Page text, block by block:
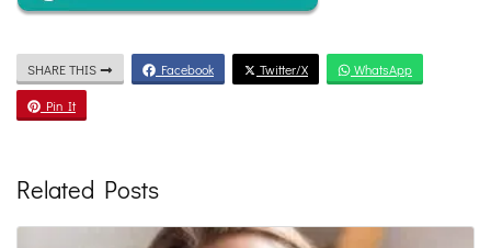
SHARE THIS Facebook Twitter/X WhatsApp
Pin It
Related Posts